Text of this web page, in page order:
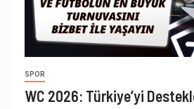
SPOR
WC 2026: Türkiye’yi